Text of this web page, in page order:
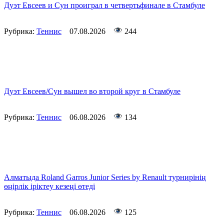
Дуэт Евсеев и Сун проиграл в четвертьфинале в Стамбуле
Рубрика: Теннис 07.08.2026 244
Дуэт Евсеев/Сун вышел во второй круг в Стамбуле
Рубрика: Теннис 06.08.2026 134
Алматыда Roland Garros Junior Series by Renault турнирінің
өңірлік іріктеу кезеңі өтеді
Рубрика: Теннис 06.08.2026 125